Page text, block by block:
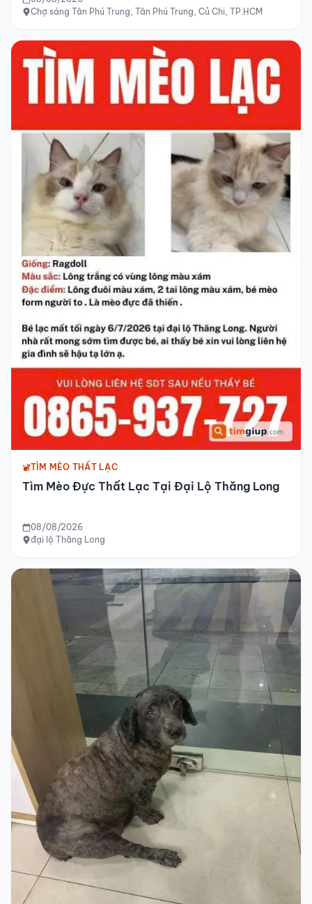
Chợ sáng Tân Phú Trung, Tân Phú Trung, Củ Chi, TP.HCM
TÌM MÈO THẤT LẠC
Tìm Mèo Đực Thất Lạc Tại Đại Lộ Thăng Long
08/08/2026
đại lộ Thăng Long